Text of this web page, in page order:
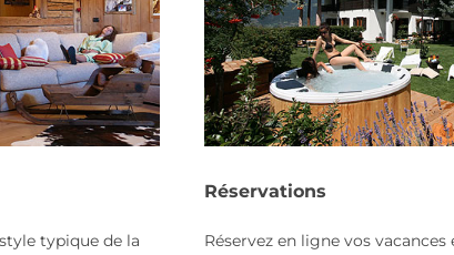
typique de la
Réservations
Réservez en ligne vos vacances